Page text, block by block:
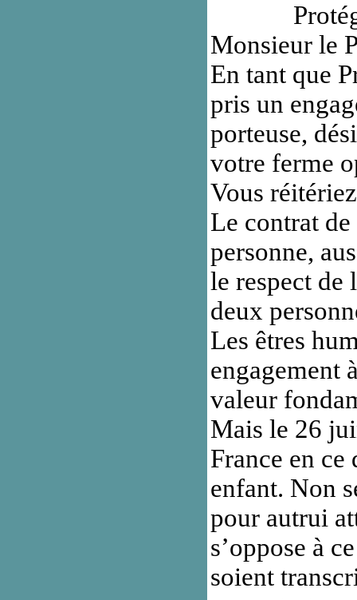
Protégez
Monsieur le
En tant que
pris un
porteuse,
votre ferme
Vous
Le contrat
personne,
le respect de
deux
Les êtres
engagement
valeur
Mais le 26
France en
enfant. Non
pour autrui
s’oppose à
soient